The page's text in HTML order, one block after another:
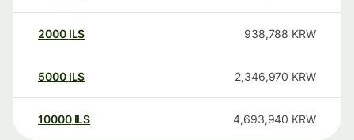
2000 ILS 938,788 KRW
5000 ILS 2,346,970 KRW
10000 ILS 4,693,940 KRW